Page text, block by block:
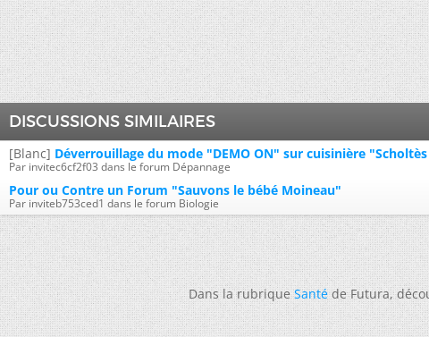
DISCUSSIONS SIMILAIRES
[Blanc] Déverrouillage du mode "DEMO ON" sur cuisinière "Scholtès
Par invitec6cf2f03 dans le forum Dépannage
Pour ou Contre un Forum "Sauvons le bébé Moineau"
Par inviteb753ced1 dans le forum Biologie
Dans la rubriqueSantéde Futura,